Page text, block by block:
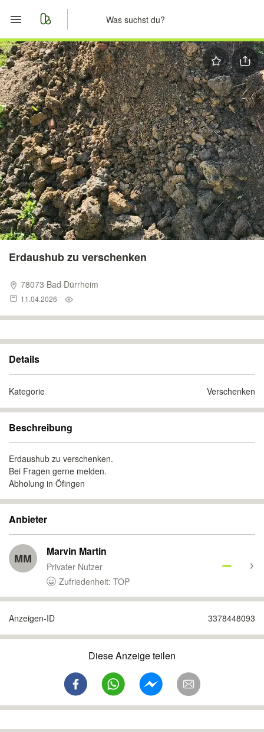
Start
Merkliste
Nachrichten
Anzeige aufgeben
Erdaushub zu verschenken
78073 Bad Dürrheim
11.04.2026
Details
Kategorie Verschenken
Beschreibung
Erdaushub zu verschenken.
Bei Fragen gerne melden.
Abholung in Öfingen
Anbieter
MM Marvin Martin
Privater Nutzer
Zufriedenheit: TOP
Anzeigen-ID 3378448093
Diese Anzeige teilen